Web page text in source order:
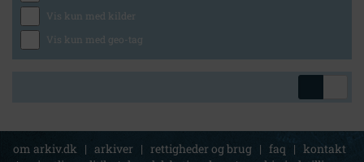
Vis kun med kilder
Vis kun med geo-tag
om arkiv.dk | arkiver | rettigheder og brug | faq | kontakt